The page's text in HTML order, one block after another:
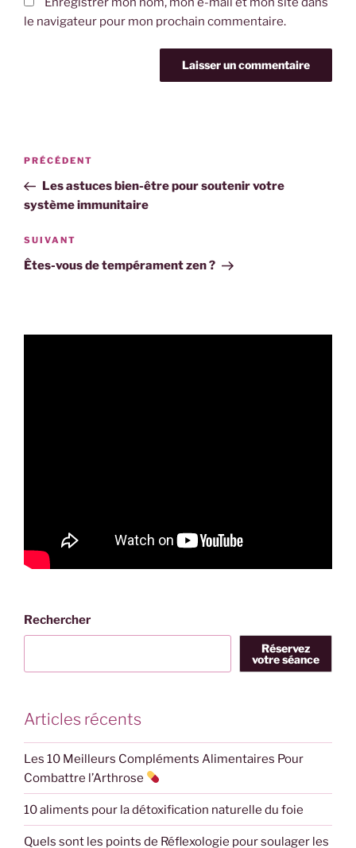
le navigateur pour mon prochain commentaire.
PRÉCÉDENT
Les astuces bien-être pour soutenir votre
système immunitaire
SUIVANT
Êtes-vous de tempérament zen ?
Rechercher
Réservez
votre séance
Articles récents
Les 10 Meilleurs Compléments Alimentaires Pour
Combattre l’Arthrose
10 aliments pour la détoxification naturelle du foie
Quels sont les points de Réflexologie pour soulager les